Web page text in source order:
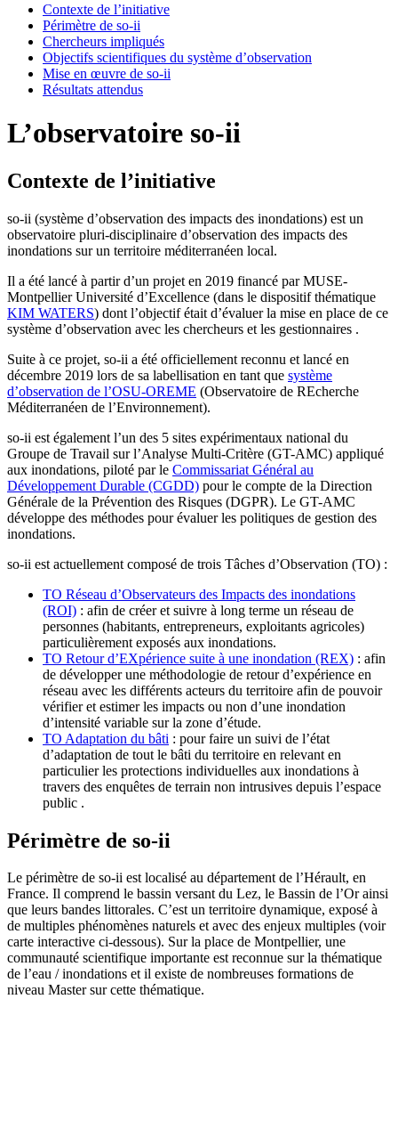
Contexte de l’initiative
Périmètre de so-ii
Chercheurs impliqués
Objectifs scientifiques du système d’observation
Mise en œuvre de so-ii
Résultats attendus
L’observatoire so-ii
Contexte de l’initiative
so-ii (système d’observation des impacts des inondations) est un
observatoire pluri-disciplinaire d’observation des impacts des
inondations sur un territoire méditerranéen local.
Il a été lancé à partir d’un projet en 2019 financé par MUSE-
Montpellier Université d’Excellence (dans le dispositif thématique
KIM WATERS) dont l’objectif était d’évaluer la mise en place de ce
système d’observation avec les chercheurs et les gestionnaires .
Suite à ce projet, so-ii a été officiellement reconnu et lancé en
décembre 2019 lors de sa labellisation en tant que système
d’observation de l’OSU-OREME (Observatoire de REcherche
Méditerranéen de l’Environnement).
so-ii est également l’un des 5 sites expérimentaux national du
Groupe de Travail sur l’Analyse Multi-Critère (GT-AMC) appliqué
aux inondations, piloté par le Commissariat Général au
Développement Durable (CGDD) pour le compte de la Direction
Générale de la Prévention des Risques (DGPR). Le GT-AMC
développe des méthodes pour évaluer les politiques de gestion des
inondations.
so-ii est actuellement composé de trois Tâches d’Observation (TO) :
TO Réseau d’Observateurs des Impacts des inondations
(ROI) : afin de créer et suivre à long terme un réseau de
personnes (habitants, entrepreneurs, exploitants agricoles)
particulièrement exposés aux inondations.
TO Retour d’EXpérience suite à une inondation (REX) : afin
de développer une méthodologie de retour d’expérience en
réseau avec les différents acteurs du territoire afin de pouvoir
vérifier et estimer les impacts ou non d’une inondation
d’intensité variable sur la zone d’étude.
TO Adaptation du bâti : pour faire un suivi de l’état
d’adaptation de tout le bâti du territoire en relevant en
particulier les protections individuelles aux inondations à
travers des enquêtes de terrain non intrusives depuis l’espace
public .
Périmètre de so-ii
Le périmètre de so-ii est localisé au département de l’Hérault, en
France. Il comprend le bassin versant du Lez, le Bassin de l’Or ainsi
que leurs bandes littorales. C’est un territoire dynamique, exposé à
de multiples phénomènes naturels et avec des enjeux multiples (voir
carte interactive ci-dessous). Sur la place de Montpellier, une
communauté scientifique importante est reconnue sur la thématique
de l’eau / inondations et il existe de nombreuses formations de
niveau Master sur cette thématique.